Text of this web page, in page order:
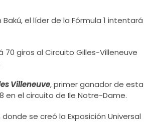
el líder de la Fórmula 1 intentará
giros al Circuito Gilles-Villeneuve
Villeneuve, primer ganador de esta
en el circuito de Ile Notre-Dame.
se creó la Exposición Universal